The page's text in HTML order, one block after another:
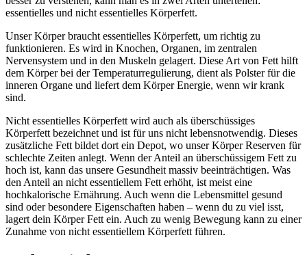
essentielles und nicht essentielles Körperfett.
Unser Körper braucht essentielles Körperfett, um richtig zu
funktionieren. Es wird in Knochen, Organen, im zentralen
Nervensystem und in den Muskeln gelagert. Diese Art von Fett hilft
dem Körper bei der Temperaturregulierung, dient als Polster für die
inneren Organe und liefert dem Körper Energie, wenn wir krank
sind.
Nicht essentielles Körperfett wird auch als überschüssiges
Körperfett bezeichnet und ist für uns nicht lebensnotwendig. Dieses
zusätzliche Fett bildet dort ein Depot, wo unser Körper Reserven für
schlechte Zeiten anlegt. Wenn der Anteil an überschüssigem Fett zu
hoch ist, kann das unsere Gesundheit massiv beeinträchtigen. Was
den Anteil an nicht essentiellem Fett erhöht, ist meist eine
hochkalorische Ernährung. Auch wenn die Lebensmittel gesund
sind oder besondere Eigenschaften haben – wenn du zu viel isst,
lagert dein Körper Fett ein. Auch zu wenig Bewegung kann zu einer
Zunahme von nicht essentiellem Körperfett führen.